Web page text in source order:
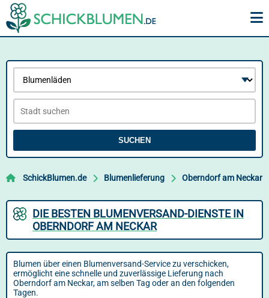
SUCHEN
SchickBlumen.de Blumenlieferung Oberndorf am Neckar
DIE BESTEN BLUMENVERSAND-DIENSTE IN
OBERNDORF AM NECKAR
Blumen über einen Blumenversand-Service zu verschicken,
ermöglicht eine schnelle und zuverlässige Lieferung nach
Oberndorf am Neckar, am selben Tag oder an den folgenden
Tagen.